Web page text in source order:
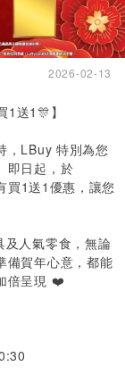
2026-02-13
1 送1 🎊】
LBuy 特別為您
即日起，於
買1送1 優惠，讓您
及人氣零食，無論
備賀年心意，都能
倍呈現 ❤️